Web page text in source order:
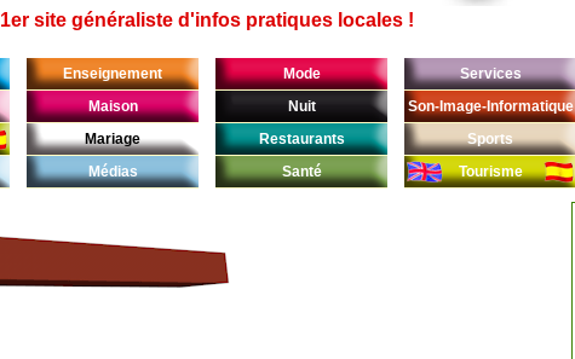
1er site généraliste d'infos pratiques locales !
Enseignement
Maison
Mariage
Médias
Mode
Nuit
Restaurants
Santé
Services
Son-Image-Informatique
Sports
Tourisme